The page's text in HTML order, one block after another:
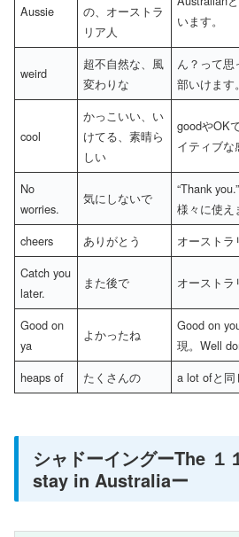
Aussie
の、オーストラ
リア人
います。
weird
超不自然な、風
変わりな
ん？って
部いけます。
cool
かっこいい、い
けてる、素晴ら
しい
goodやOK
イティブな
No
worries.
気にしないで
“Thank
様々に使え
cheers
ありがとう
オーストラ
Catch you
later.
また後で オーストラ
Good on
ya
よかったね
Good on
現。Well
heaps of
たくさんの a lot ofと同
シャドーイングーThe
stay in Australiaー